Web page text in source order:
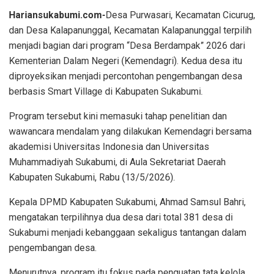
Hariansukabumi.com-Desa Purwasari, Kecamatan Cicurug,
dan Desa Kalapanunggal, Kecamatan Kalapanunggal terpilih
menjadi bagian dari program “Desa Berdampak” 2026 dari
Kementerian Dalam Negeri (Kemendagri). Kedua desa itu
diproyeksikan menjadi percontohan pengembangan desa
berbasis Smart Village di Kabupaten Sukabumi.
Program tersebut kini memasuki tahap penelitian dan
wawancara mendalam yang dilakukan Kemendagri bersama
akademisi Universitas Indonesia dan Universitas
Muhammadiyah Sukabumi, di Aula Sekretariat Daerah
Kabupaten Sukabumi, Rabu (13/5/2026).
Kepala DPMD Kabupaten Sukabumi, Ahmad Samsul Bahri,
mengatakan terpilihnya dua desa dari total 381 desa di
Sukabumi menjadi kebanggaan sekaligus tantangan dalam
pengembangan desa.